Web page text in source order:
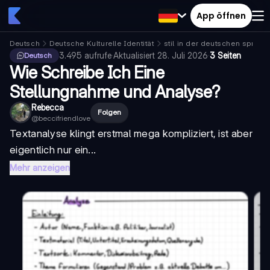
App öffnen
Deutsch Deutsche Kulturelle Identität
stil in der deutschen
Deutsch
3.495 aufrufe·Aktualisiert 28. Juli 2026·3 Seiten
Wie Schreibe Ich Eine
Stellungnahme und Analyse?
Rebecca
@beccifriendlove
Folgen
Textanalyse klingt erstmal mega kompliziert, ist aber
eigentlich nur ein...
Mehr anzeigen